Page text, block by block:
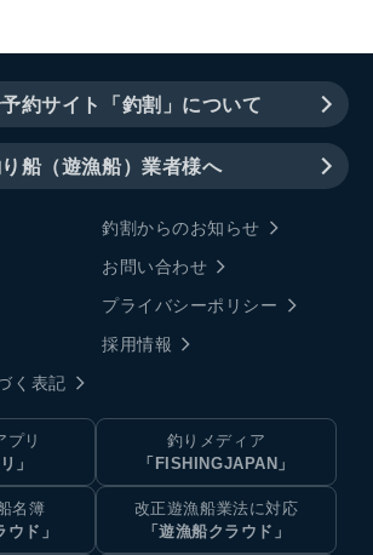
約サイト「釣割」について
船（遊漁船）業者様へ
釣割からのお知らせ
お問い合わせ
プライバシーポリシー
採用情報
く表記
プリ
」
釣りメディア
「FISHINGJAPAN」
名簿
ウド」
改正遊漁船業法に対応
「遊漁船クラウド」